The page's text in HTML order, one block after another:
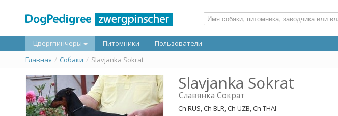
Цвергпинчеры Питомники Пользователи
Главная / Собаки / Slavjanka Sokrat
Slavjanka Sokrat
Славянка Сократ
Ch RUS, Ch BLR, Ch UZB, Ch THAI